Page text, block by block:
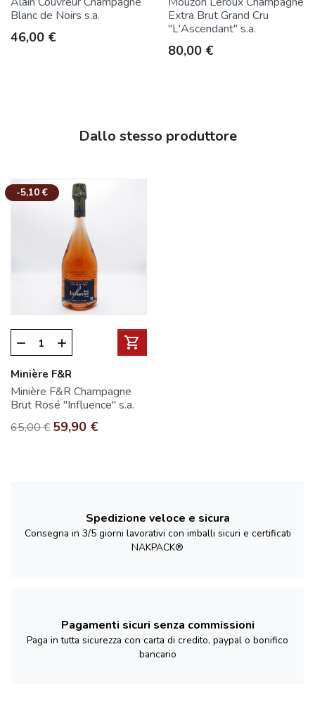
Blanc de Noirs s.a.
Prezzo
46,00 €
Extra Brut Grand Cru
"L'Ascendant" s.a.
Prezzo
80,00 €
Dallo stesso produttore
remove add shopping_cart
Minière F&R
Minière F&R Champagne
Brut Rosé "Influence" s.a.
Prezzo base
65,00 € Prezzo
59,90 €
-5,10 €
Spedizione veloce e sicura
Consegna in 3/5 giorni lavorativi con imballi sicuri e certificati
NAKPACK®
Pagamenti sicuri senza commissioni
Paga in tutta sicurezza con carta di credito, paypal o bonifico
bancario